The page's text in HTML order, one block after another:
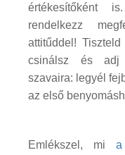
értékesítőként
rendelkezz
attitűddel!
csinálsz és adj
szavaira: legyél
az első
Emlékszel, mi